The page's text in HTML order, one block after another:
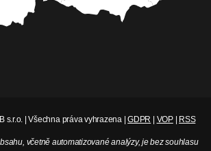
s.r.o. | Všechna práva vyhrazena |GDPR VOP| RSS
včetně automatizované analýzy, je bez souhlasu